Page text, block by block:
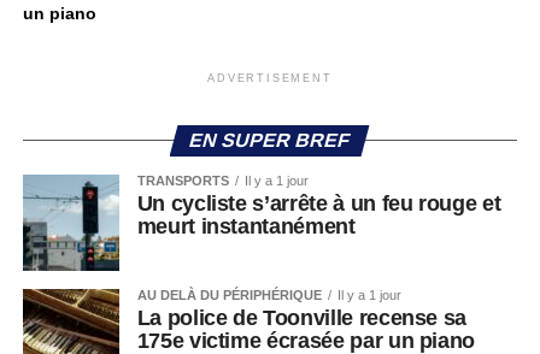
un piano
ADVERTISEMENT
EN SUPER BREF
TRANSPORTS Il y a 1 jour
Un cycliste s’arrête à un feu rouge et
meurt instantanément
AU DELÀ DU PÉRIPHÉRIQUE Il y a 1 jour
La police de Toonville recense sa
175e victime écrasée par un piano